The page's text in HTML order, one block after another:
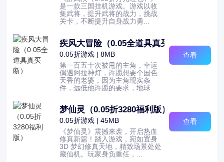
是一款三国挂机游戏。游戏以收
集武将，提升武将的战力，挑战
关卡，不断提升自身战力勇...
疾风大冒险（0.05全道具真买断）
0.05折游戏 | 8MB
第一百五十次被甩的主角，幸运
偶遇阿拉神灯，许愿想要个国色
天香的老婆，因为主角现实条
件，远低他许愿的要求，地球...
查看
梦仙灵（0.05折3280福利版）
0.05折游戏 | 45MB
《梦仙灵》震撼来袭，开启热血
修真新篇！踏入游戏，宛如置身
3D 梦幻修真天地，精致场景处处
藏仙机。玩家身负重任，...
查看